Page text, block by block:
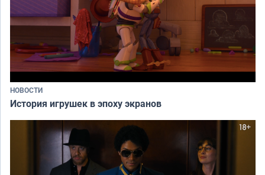
НОВОСТИ
История игрушек в эпоху экранов